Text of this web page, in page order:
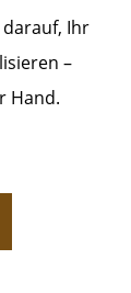
Ihr
–
Hand.